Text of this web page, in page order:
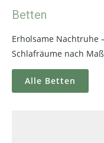
Betten
Erholsame Nachtruhe
Schlafräume nach Maß
Alle Betten